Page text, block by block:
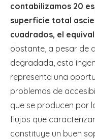
contabilizamos 20
superficie total
cuadrados, el
obstante, a pesar de
degradada, esta
representa una
problemas de
que se producen por
flujos que
constituye un buen